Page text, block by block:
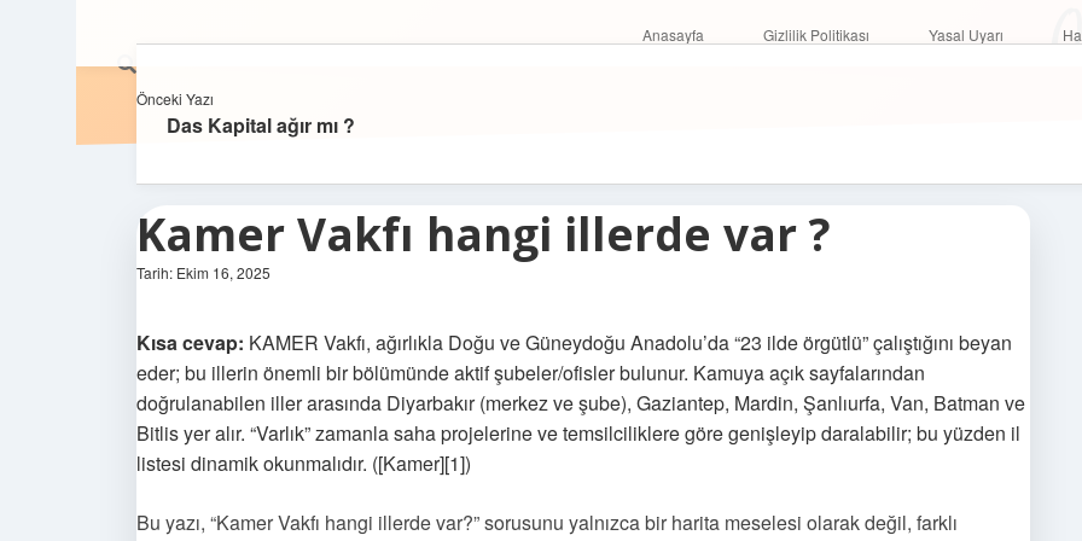
Anasayfa Gizlilik Politikası Yasal Uyarı
Kamer Vakfı hangi illerde var ?
Tarih: Ekim 16, 2025
Kısa cevap: KAMER Vakfı, ağırlıkla Doğu ve Güneydoğu Anadolu’da “23 ilde örgütlü” çalıştığını beyan
eder; bu illerin önemli bir bölümünde aktif şubeler/ofisler bulunur. Kamuya açık sayfalarından
doğrulanabilen iller arasında Diyarbakır (merkez ve şube), Gaziantep, Mardin, Şanlıurfa, Van, Batman ve
Bitlis yer alır. “Varlık” zamanla saha projelerine ve temsilciliklere göre genişleyip daralabilir; bu yüzden il
listesi dinamik okunmalıdır. ([Kamer][1])
Bu yazı, “Kamer Vakfı hangi illerde var?” sorusunu yalnızca bir harita meselesi olarak değil, farklı
Önceki Yazı
Das Kapital ağır mı ?
Anasayfa Gizlilik Politikası Yasal Uyarı